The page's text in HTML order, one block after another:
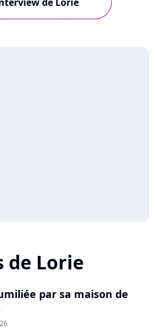
Billy Crawford et son virage
Retour sur une carrière pas comme
de Lorie
par sa maison de